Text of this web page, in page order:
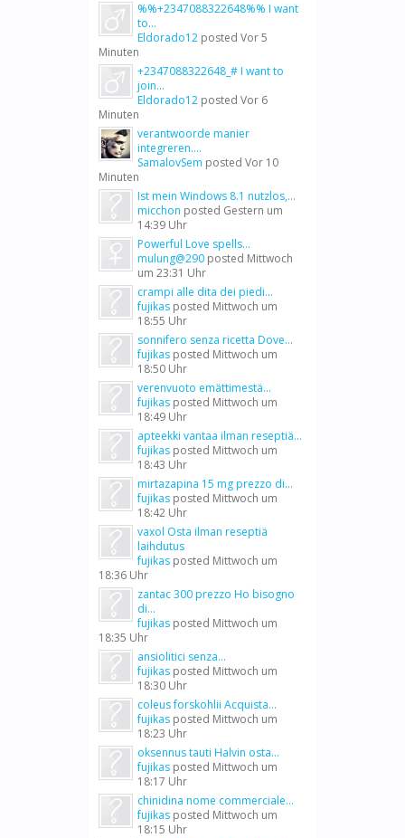
%%+2347088322648%% I want
to...
Eldorado12 posted Vor 5
Minuten
+2347088322648_# I want to
join...
Eldorado12 posted Vor 6
Minuten
verantwoorde manier
integreren....
SamalovSem posted Vor 10
Minuten
Ist mein Windows 8.1 nutzlos,...
micchon posted Gestern um
14:39 Uhr
Powerful Love spells...
mulung@290 posted Mittwoch
um 23:31 Uhr
crampi alle dita dei piedi...
fujikas posted Mittwoch um
18:55 Uhr
sonnifero senza ricetta Dove...
fujikas posted Mittwoch um
18:50 Uhr
verenvuoto emättimestä...
fujikas posted Mittwoch um
18:49 Uhr
apteekki vantaa ilman reseptiä...
fujikas posted Mittwoch um
18:43 Uhr
mirtazapina 15 mg prezzo di...
fujikas posted Mittwoch um
18:42 Uhr
vaxol Osta ilman reseptiä
laihdutus
fujikas posted Mittwoch um
18:36 Uhr
zantac 300 prezzo Ho bisogno
di...
fujikas posted Mittwoch um
18:35 Uhr
ansiolitici senza...
fujikas posted Mittwoch um
18:30 Uhr
coleus forskohlii Acquista...
fujikas posted Mittwoch um
18:23 Uhr
oksennus tauti Halvin osta...
fujikas posted Mittwoch um
18:17 Uhr
chinidina nome commerciale...
fujikas posted Mittwoch um
18:15 Uhr